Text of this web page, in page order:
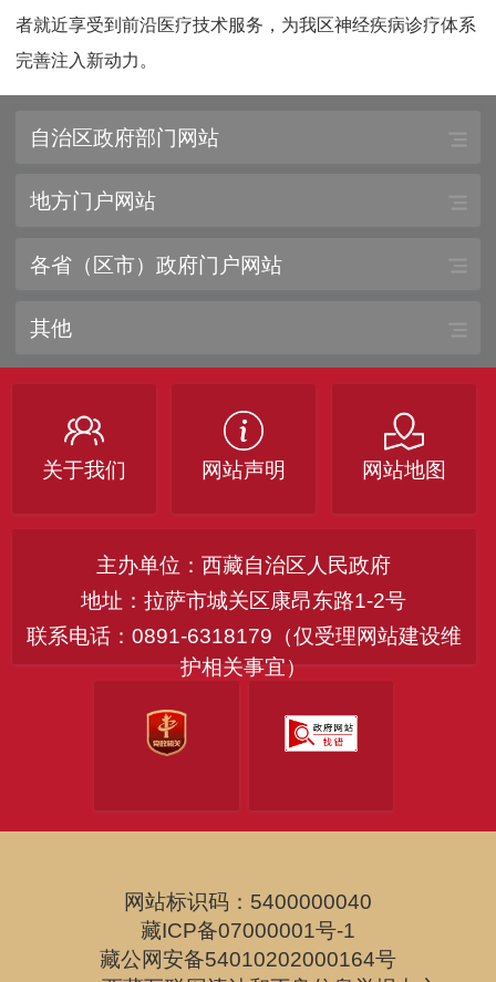
者就近享受到前沿医疗技术服务，为我区神经疾病诊疗体系
完善注入新动力。
自治区政府部门网站
地方门户网站
各省（区市）政府门户网站
其他
关于我们 网站声明 网站地图
主办单位：西藏自治区人民政府
地址：拉萨市城关区康昂东路1-2号
联系电话：0891-6318179（仅受理网站建设维
护相关事宜）
网站标识码：5400000040
藏ICP备07000001号-1
藏公网安备54010202000164号